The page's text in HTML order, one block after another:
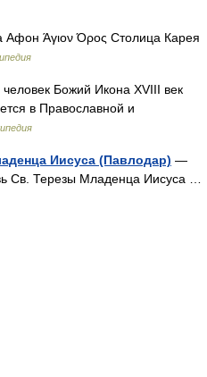
Άγιον Όρος Столица Карея
Божий Икона XVIII век
в Православной и
Иисуса (Павлодар) —
Св. Терезы Младенца Иисуса …